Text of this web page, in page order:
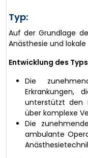
Typ:
Auf der Grundlage
Anästhesie und
Entwicklung des
Die
Erkrankungen,
unterstützt den
über komplexe
Die
ambulante